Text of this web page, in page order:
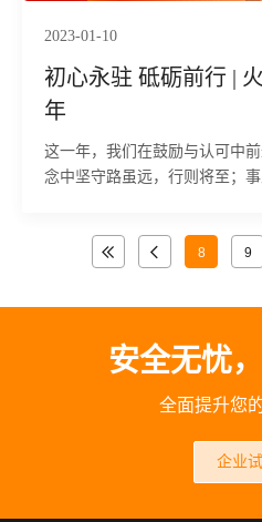
2023-01-10
初心永驻 砥砺前行 |
年
这一年，我们在鼓励与认可中
念中坚守路虽远，行则将至；
8 9
安全无忧
全面提升您
企业